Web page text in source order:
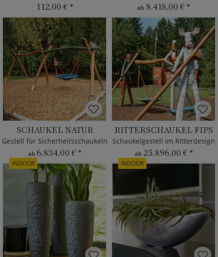
112,00 € * ab 8.418,00 € *
SCHAUKEL NATUR
Gestell für Sicherheitsschaukeln
ab 6.834,00 € *
RITTERSCHAUKEL FIPS
Schaukelgestell im Ritterdesign
ab 25.896,00 € *
INDOOR INDOOR